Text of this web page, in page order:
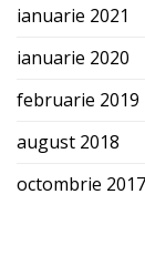
ianuarie 2021
ianuarie 2020
februarie 2019
august 2018
octombrie 2017